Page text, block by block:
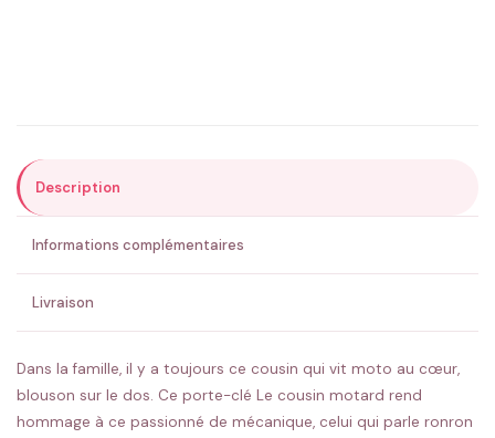
ENVOYER MA DEMANDE ✨
💚 Retour sous 24-48h🇫🇷 Flocage en France✅ Validation avant fabrication
Description
Informations complémentaires
Livraison
Dans la famille, il y a toujours ce cousin qui vit moto au cœur,
blouson sur le dos. Ce porte-clé Le cousin motard rend
hommage à ce passionné de mécanique, celui qui parle ronron